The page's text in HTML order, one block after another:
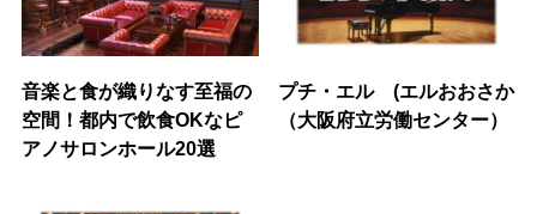
音楽と食が織りなす至福の
空間！都内で飲食OKなピ
アノサロンホール20選
プチ・エル (エルおおさか
（大阪府立労働センター）